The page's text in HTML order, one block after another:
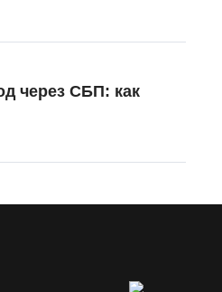
через СБП: как